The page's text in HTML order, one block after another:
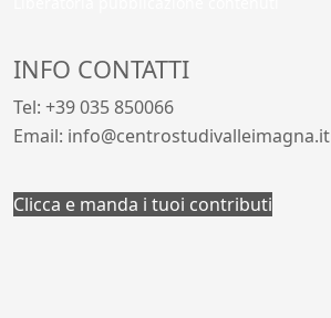
INFO CONTATTI
Tel: +39 035 850066
Email: info@centrostudivalleimagna.it
Clicca e manda i tuoi contributi